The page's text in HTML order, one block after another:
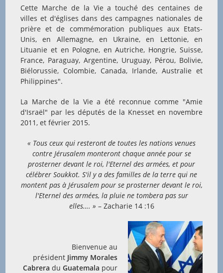
Cette Marche de la Vie a touché des centaines de
villes et d'églises dans des campagnes nationales de
prière et de commémoration publiques aux Etats-
Unis, en Allemagne, en Ukraine, en Lettonie, en
Lituanie et en Pologne, en Autriche, Hongrie, Suisse,
France, Paraguay, Argentine, Uruguay, Pérou, Bolivie,
Biélorussie, Colombie, Canada, Irlande, Australie et
Philippines".
La Marche de la Vie a été reconnue comme "Amie
d'Israël" par les députés de la Knesset en novembre
2011, et février 2015.
« Tous ceux qui resteront de toutes les nations venues
contre Jérusalem monteront chaque année pour se
prosterner devant le roi, l'Eternel des armées, et pour
célébrer Soukkot. S'il y a des familles de la terre qui ne
montent pas à Jérusalem pour se prosterner devant le roi,
l'Eternel des armées, la pluie ne tombera pas sur
elles…. » – Zacharie 14 :16
Bienvenue au
présidentJimmy Morales
Cabrera du Guatemala pour